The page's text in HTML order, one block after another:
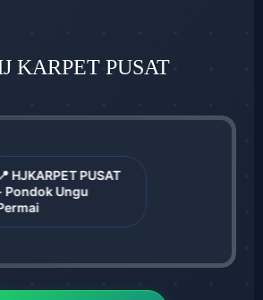
KARPET PUSAT
HJKARPET PUSAT
Pondok Ungu